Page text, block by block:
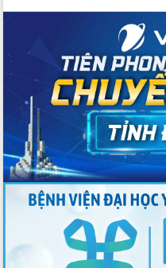
Chủ tịch UBND tỉnh Tạ Anh Tuấn thăm,
chúc mừng các bệnh viện nhân Ngày
Rộn ràng lễ hội truyền thống Sông
nước Đà Nông lần thứ I năm 2026
Kỳ họp Chuyên đề lần thứ Năm,
tỉnh Đắk Lắk thông qua các nghị quyết
quan trọng
Thống nhất danh sách giới thiệu ứng
cử đại biểu Quốc hội khoá XVI và đại
biểu HĐND tỉnh Đắk Lắk, nhiệm kỳ
2026-2031
Phát động hai phong trào thi đua quan
trọng trong kỷ nguyên mới
Hội nghị lần thứ tư Ban Chỉ đạo công